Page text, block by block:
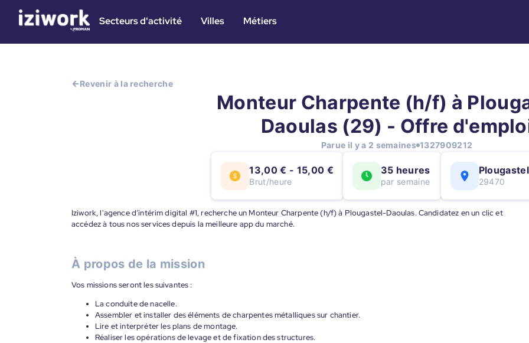
Secteurs d'activité Villes Métiers
Revenir à la recherche
Monteur Charpente (h/f) à
Daoulas (29) - Offre
Parue il y a 2 semaines 1327909212
13,00 € - 15,00 €
Brut/heure
35 heures
par semaine 29470
Iziwork, l'agence d’intérim digital #1, recherche un Monteur Charpente (h/f) à Plougastel-Daoulas. Candidatez en un clic et
accédez à tous nos services depuis la meilleure app du marché.
À propos de la mission
Vos missions seront les suivantes :
La conduite de nacelle.
Assembler et installer des éléments de charpentes métalliques sur chantier.
Lire et interpréter les plans de montage.
Réaliser les opérations de levage et de fixation des structures.